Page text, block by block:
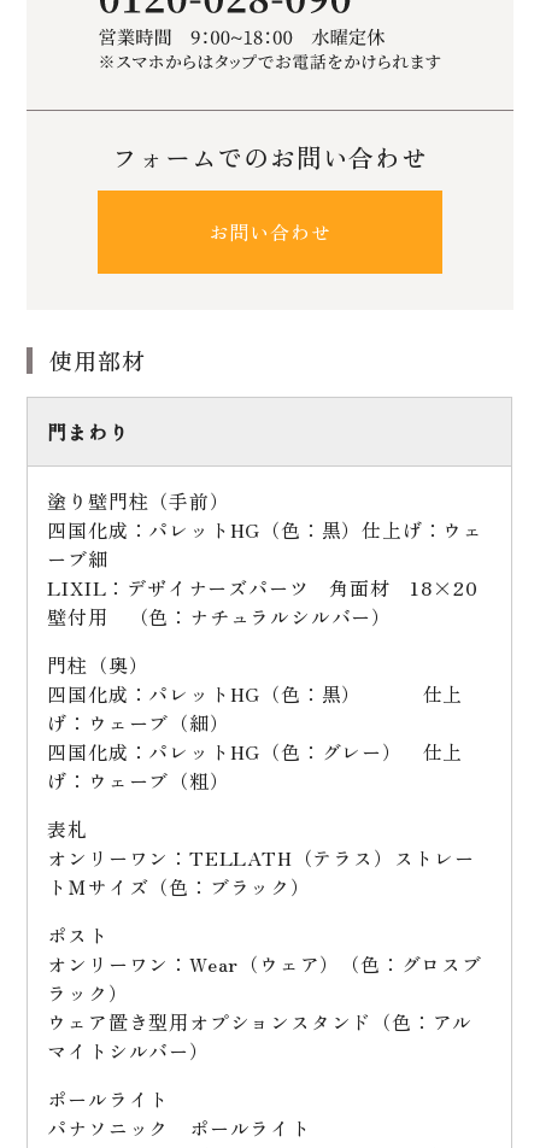
フォームでのお問い合わせ
お問い合わせ
使用部材
門まわり
塗り壁門柱（手前）
四国化成：パレットHG（色：黒）仕上げ：ウェ
ーブ細
LIXIL：デザイナーズパーツ 角面材 18×20
壁付用 （色：ナチュラルシルバー）
門柱（奥）
四国化成：パレットHG（色：黒） 仕上
げ：ウェーブ（細）
四国化成：パレットHG（色：グレー） 仕上
げ：ウェーブ（粗）
表札
オンリーワン：TELLATH（テラス）ストレー
トＭサイズ（色：ブラック）
ポスト
オンリーワン：Wear（ウェア）（色：グロスブ
ラック）
ウェア置き型用オプションスタンド（色：アル
マイトシルバー）
ポールライト
パナソニック ポールライト